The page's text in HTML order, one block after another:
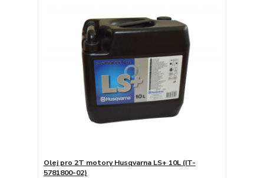
Olej pro 2T motory Husqvarna LS+ 10L (IT-
5781800-02)